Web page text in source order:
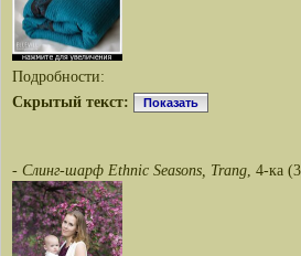
Подробности:
Скрытый текст:
Показать
- Слинг-шарф Ethnic Seasons, Trang, 4-ка